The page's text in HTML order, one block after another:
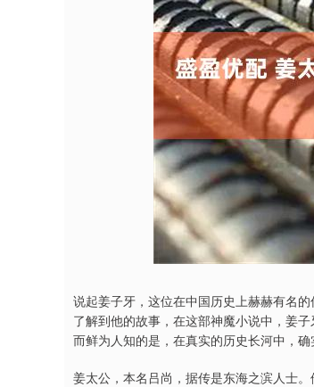
说起姜子牙，这位在中国历史上赫赫有名
了解到他的故事，在这部神魔小说中，姜
而鲜为人知的是，在真实的历史长河中，
姜太公，本名吕尚，据传是东海之滨人士
沪深300 4651.31